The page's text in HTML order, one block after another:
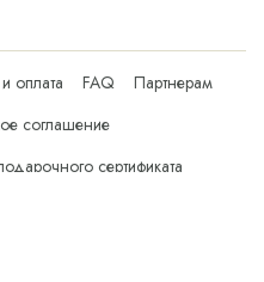
оплата FAQ
Партнерам
соглашение
сертификата